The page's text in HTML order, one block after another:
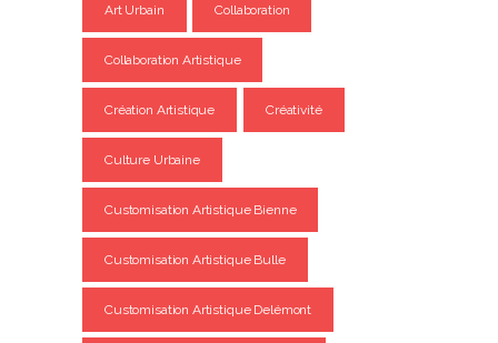
Art Urbain Collaboration
Collaboration Artistique
Création Artistique Créativité
Culture Urbaine
Customisation Artistique Bienne
Customisation Artistique Bulle
Customisation Artistique Delémont